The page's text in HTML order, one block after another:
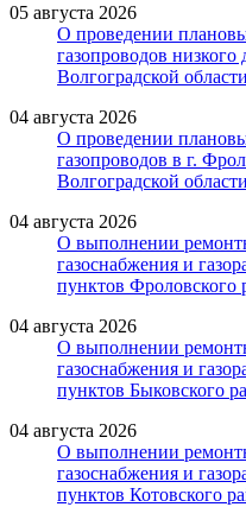
05 августа 2026
О проведении
газопроводов
Волгоградской области
04 августа 2026
О проведении
газопроводов в г.
Волгоградской области
04 августа 2026
О выполнении
газоснабжения и
пунктов Фроловского
04 августа 2026
О выполнении
газоснабжения и
пунктов Быковского
04 августа 2026
О выполнении
газоснабжения и
пунктов Котовского